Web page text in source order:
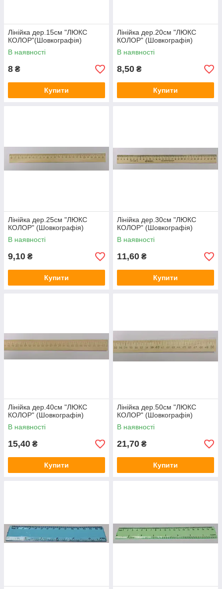
Лінійка дер.15см "ЛЮКС
КОЛОР"(Шовкографія)
В наявності
8 ₴
Купити
Лінійка дер.20см "ЛЮКС
КОЛОР" (Шовкографія)
В наявності
8,50 ₴
Купити
Лінійка дер.25см "ЛЮКС
КОЛОР" (Шовкографія)
В наявності
9,10 ₴
Купити
Лінійка дер.30см "ЛЮКС
КОЛОР" (Шовкографія)
В наявності
11,60 ₴
Купити
Лінійка дер.40см "ЛЮКС
КОЛОР" (Шовкографія)
В наявності
15,40 ₴
Купити
Лінійка дер.50см "ЛЮКС
КОЛОР" (Шовкографія)
В наявності
21,70 ₴
Купити